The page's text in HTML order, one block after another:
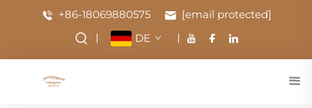
+86-18069880575
[email protected]
DE